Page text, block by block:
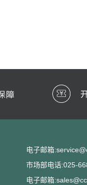
电子邮箱
市场部电话:025-
电子邮箱